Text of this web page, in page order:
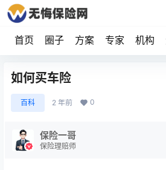
首页 圈子 方案 专家 机构
如何买车险
百科 2 年前 0
保险一哥
保险理赔师